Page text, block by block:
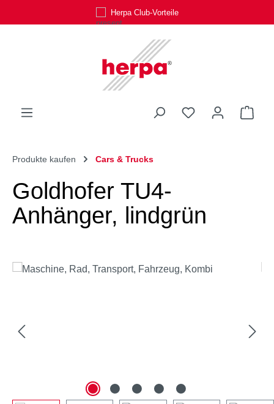
Zum Hauptinhalt springenHerpa Club-Vorteile
Du hast 0
Produkte kaufen Cars & Trucks
Goldhofer TU4-
Anhänger, lindgrün
Bildergalerie überspringen